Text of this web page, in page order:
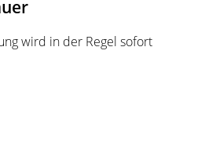
wird in der Regel sofort